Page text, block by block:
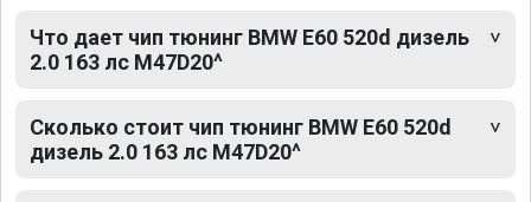
Что дает чип тюнинг BMW E60 520d дизель
2.0 163 лс M47D20^
Сколько стоит чип тюнинг BMW E60 520d
дизель 2.0 163 лс M47D20^